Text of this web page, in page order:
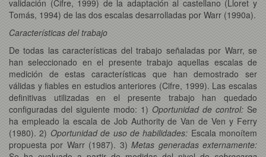
validación (Cifre, 1999) de la adaptación al castellano (Lloret y
Tomás, 1994) de las dos escalas desarrolladas por Warr (1990a).
Características del trabajo
De todas las características del trabajo señaladas por Warr, se
han seleccionado en el presente trabajo aquellas escalas de
medición de estas características que han demostrado ser
válidas y fiables en estudios anteriores (Cifre, 1999). Las escalas
definitivas utilizadas en el presente trabajo han quedado
configuradas del siguiente modo: 1) Oportunidad de control: Se
ha empleado la escala de Job Authority de Van de Ven y Ferry
(1980). 2) Oportunidad de uso de habilidades: Escala monoítem
propuesta por Warr (1987). 3)Metas generadas externamente: